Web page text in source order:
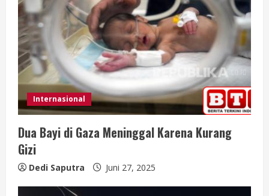
a
d
i
n
g
Internasional
Dua Bayi di Gaza Meninggal Karena Kurang
Gizi
Dedi Saputra Juni 27, 2025